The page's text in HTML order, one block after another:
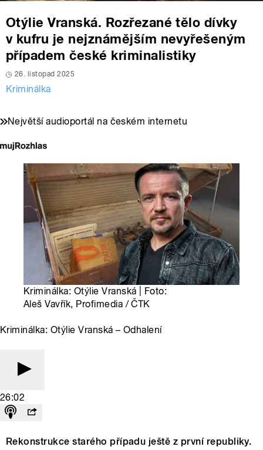
Otýlie Vranská. Rozřezané tělo dívky
v kufru je nejznámějším nevyřešeným
případem české kriminalistiky
26. listopad 2025
Kriminálka
Největší audioportál na českém internetu
Kriminálka: Otýlie Vranská | Foto:
Aleš Vavřík, Profimedia / ČTK
Kriminálka: Otýlie Vranská – Odhalení
26:02
Rekonstrukce starého případu ještě z první republiky.